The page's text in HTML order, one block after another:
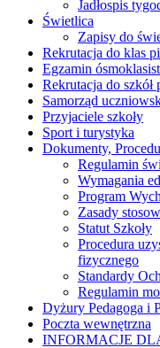
Jadłospis
Świetlica
Zapisy do
Rekrutacja do klas
Egzamin
Rekrutacja do
Samorząd
Przyjaciele szkoły
Sport i turystyka
Dokumenty,
Regulamin
Wymagania
Program
Zasady
Statut Szkoły
Procedura
fizycznego
Standardy
Regulamin
Dyżury Pedagoga i
Poczta wewnętrzna
INFORMACJE